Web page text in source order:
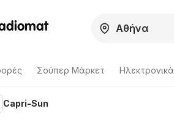
Σούπερ Μάρκετ Hλεκτρονικά
Capri-Sun